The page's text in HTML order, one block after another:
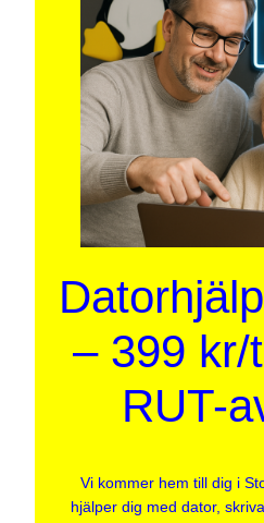
– 399 kr/
RUT-
Vi kommer hem till dig i
hjälper dig med dator,